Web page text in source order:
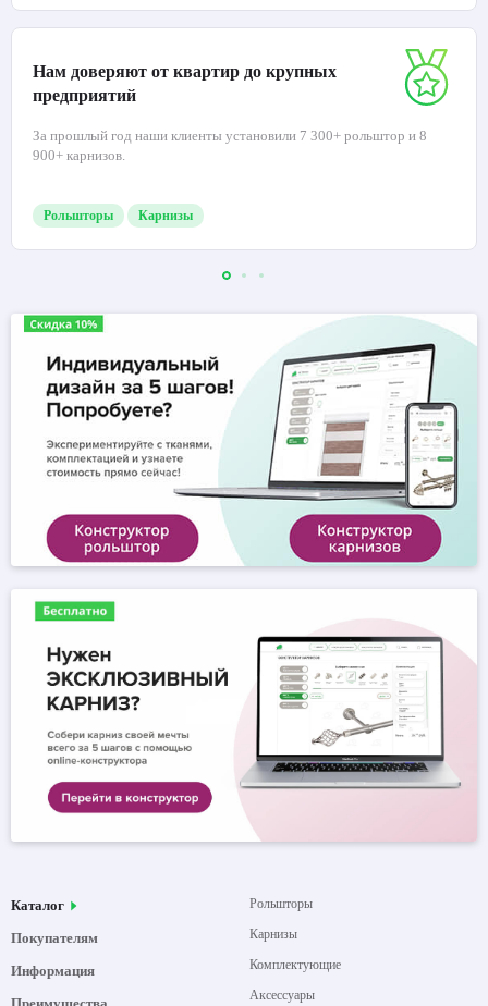
Нам доверяют от квартир до крупных
предприятий
За прошлый год наши клиенты установили 7 300+ рольштор и 8
900+ карнизов.
Рольшторы Карнизы
Каталог
Покупателям
Информация
Преимущества
Рольшторы
Карнизы
Комплектующие
Аксессуары